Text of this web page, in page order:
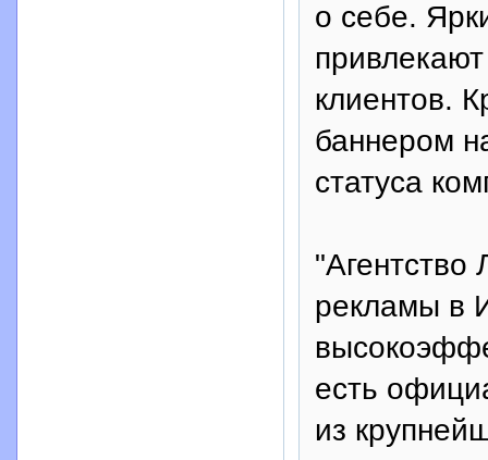
о себе.
клиентов.
баннером
статуса
рекламы в
есть
из